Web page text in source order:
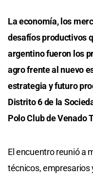
La economía, los
desafíos productivos
argentino fueron los
agro frente al nuevo
estrategia y futuro
Distrito 6 de la
Polo Club de Venado
El encuentro reunió a
técnicos,